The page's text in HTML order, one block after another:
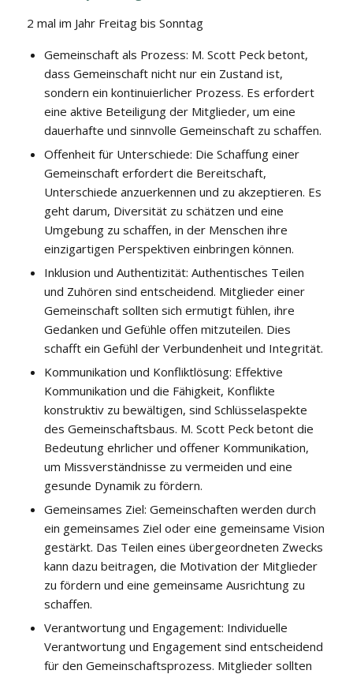
2 mal im Jahr Freitag bis Sonntag
Gemeinschaft als Prozess: M. Scott Peck betont,
dass Gemeinschaft nicht nur ein Zustand ist,
sondern ein kontinuierlicher Prozess. Es erfordert
eine aktive Beteiligung der Mitglieder, um eine
dauerhafte und sinnvolle Gemeinschaft zu schaffen.
Offenheit für Unterschiede: Die Schaffung einer
Gemeinschaft erfordert die Bereitschaft,
Unterschiede anzuerkennen und zu akzeptieren. Es
geht darum, Diversität zu schätzen und eine
Umgebung zu schaffen, in der Menschen ihre
einzigartigen Perspektiven einbringen können.
Inklusion und Authentizität: Authentisches Teilen
und Zuhören sind entscheidend. Mitglieder einer
Gemeinschaft sollten sich ermutigt fühlen, ihre
Gedanken und Gefühle offen mitzuteilen. Dies
schafft ein Gefühl der Verbundenheit und Integrität.
Kommunikation und Konfliktlösung: Effektive
Kommunikation und die Fähigkeit, Konflikte
konstruktiv zu bewältigen, sind Schlüsselaspekte
des Gemeinschaftsbaus. M. Scott Peck betont die
Bedeutung ehrlicher und offener Kommunikation,
um Missverständnisse zu vermeiden und eine
gesunde Dynamik zu fördern.
Gemeinsames Ziel: Gemeinschaften werden durch
ein gemeinsames Ziel oder eine gemeinsame Vision
gestärkt. Das Teilen eines übergeordneten Zwecks
kann dazu beitragen, die Motivation der Mitglieder
zu fördern und eine gemeinsame Ausrichtung zu
schaffen.
Verantwortung und Engagement: Individuelle
Verantwortung und Engagement sind entscheidend
für den Gemeinschaftsprozess. Mitglieder sollten